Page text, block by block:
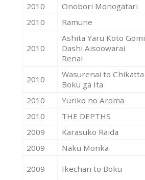
2010
Onobori Monogatari
2010
Ramune
2010
Ashita Yaru Koto Gomi
Dashi Aisoowarai
Renai
2010
Wasurenai to Chikatta
Boku ga Ita
2010 Yuriko no Aroma
2010
THE DEPTHS
2009
Karasuko Raida
2009
Naku Monka
2009 Ikechan to Boku